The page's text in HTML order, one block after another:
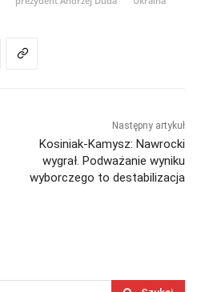
Następny artykuł
Kosiniak-Kamysz: Nawrocki
wygrał. Podważanie wyniku
wyborczego to destabilizacja